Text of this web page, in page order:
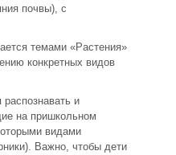
почвы), с
темами «Растения»
конкретных видов
и
на пришкольном
видами
Важно, чтобы дети